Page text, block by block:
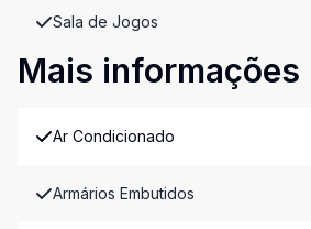
Sala de Jogos
Mais informações
Ar Condicionado
Armários Embutidos